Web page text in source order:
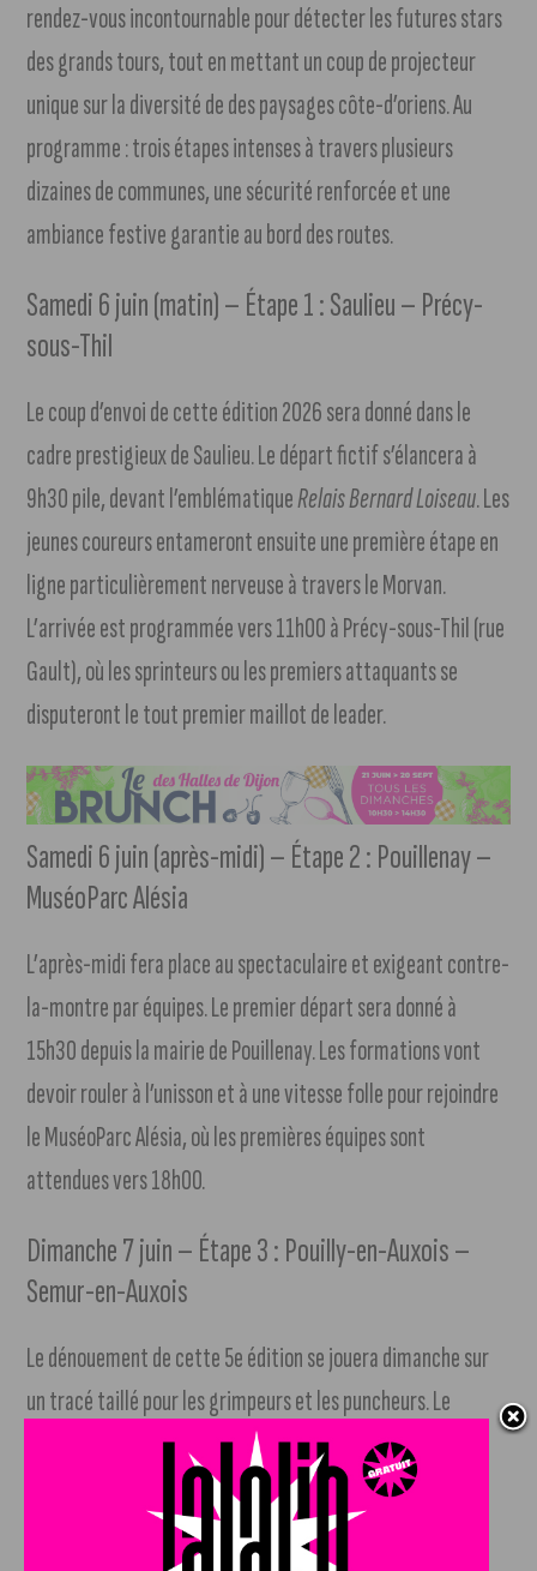
rendez-vous incontournable pour détecter les futures stars
des grands tours, tout en mettant un coup de projecteur
unique sur la diversité de des paysages côte-d’oriens. Au
programme : trois étapes intenses à travers plusieurs
dizaines de communes, une sécurité renforcée et une
ambiance festive garantie au bord des routes.
Samedi 6 juin (matin) – Étape 1 : Saulieu – Précy-
sous-Thil
Le coup d’envoi de cette édition 2026 sera donné dans le
cadre prestigieux de Saulieu. Le départ fictif s’élancera à
9h30 pile, devant l’emblématiqueRelais Bernard Loiseau. Les
jeunes coureurs entameront ensuite une première étape en
ligne particulièrement nerveuse à travers le Morvan.
L’arrivée est programmée vers 11h00 à Précy-sous-Thil (rue
Gault), où les sprinteurs ou les premiers attaquants se
disputeront le tout premier maillot de leader.
Samedi 6 juin (après-midi) – Étape 2 : Pouillenay –
MuséoParc Alésia
L’après-midi fera place au spectaculaire et exigeant contre-
la-montre par équipes. Le premier départ sera donné à
15h30 depuis la mairie de Pouillenay. Les formations vont
devoir rouler à l’unisson et à une vitesse folle pour rejoindre
le MuséoParc Alésia, où les premières équipes sont
attendues vers 18h00.
Dimanche 7 juin – Étape 3 : Pouilly-en-Auxois –
Semur-en-Auxois
Le dénouement de cette 5e édition se jouera dimanche sur
un tracé taillé pour les grimpeurs et les puncheurs. Le
rassemblement aura lieu à Pouilly-en-Auxois (Place de la
Libération) pour un grand départ à 11h50. Le peloton devra
ensuite dompter les routes vallonnées de l’Auxois avant le